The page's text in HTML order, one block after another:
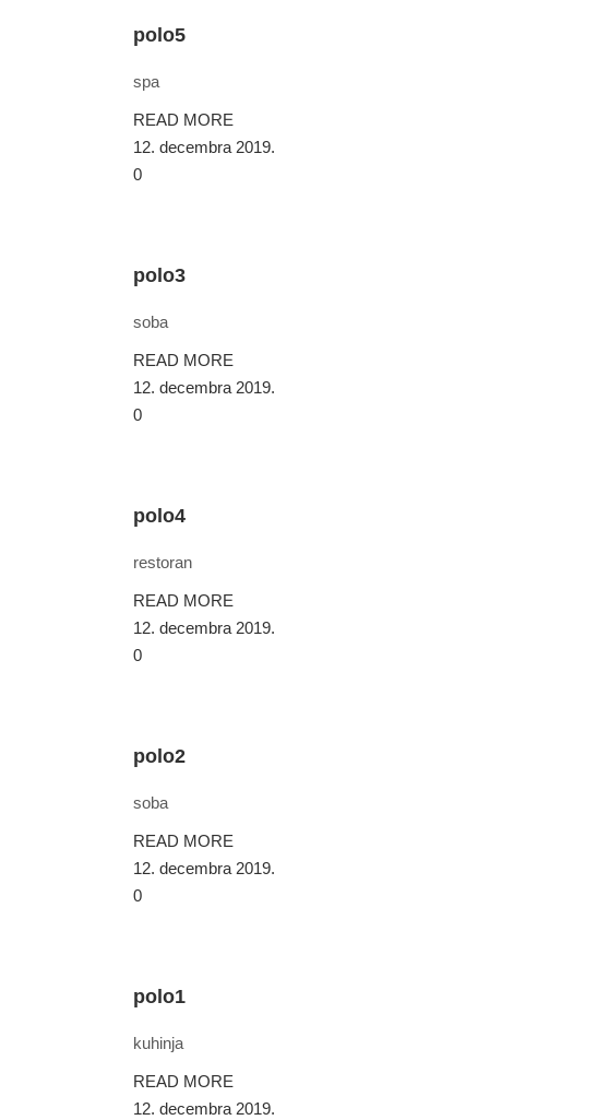
polo5
spa
READ MORE
12. decembra 2019.
0
polo3
soba
READ MORE
12. decembra 2019.
0
polo4
restoran
READ MORE
12. decembra 2019.
0
polo2
soba
READ MORE
12. decembra 2019.
0
polo1
kuhinja
READ MORE
12. decembra 2019.